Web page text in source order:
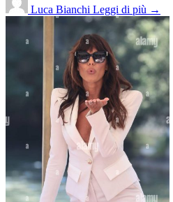
Luca Bianchi Leggi di più →